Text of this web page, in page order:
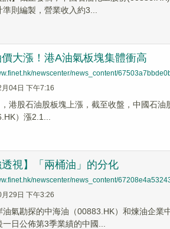
則編製，營業收入約3...
價大漲！港A油氣板塊集體衝高
newscenter/news_content/
04日 下午7:16
港股石油股板塊上漲，截至收盤，中國石
）漲2.1...
透視】「兩桶油」的分化
newscenter/news_content/
29日 下午3:26
油氣勘探的中海油（00883.HK）和煉油企
日公佈第3季業績的中國...